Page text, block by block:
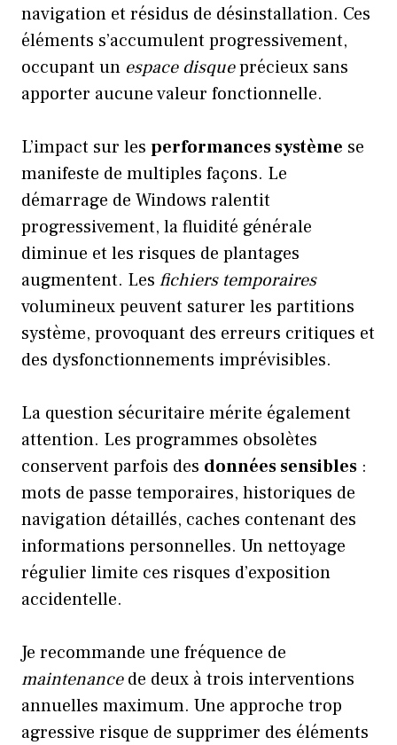
navigation et résidus de désinstallation. Ces
éléments s’accumulent progressivement,
occupant un espace disqueprécieux sans
apporter aucune valeur fonctionnelle.
L’impact sur les performances système se
manifeste de multiples façons. Le
démarrage de Windows ralentit
progressivement, la fluidité générale
diminue et les risques de plantages
augmentent. Les fichiers temporaires
volumineux peuvent saturer les partitions
système, provoquant des erreurs critiques et
des dysfonctionnements imprévisibles.
La question sécuritaire mérite également
attention. Les programmes obsolètes
conservent parfois des données sensibles :
mots de passe temporaires, historiques de
navigation détaillés, caches contenant des
informations personnelles. Un nettoyage
régulier limite ces risques d’exposition
accidentelle.
Je recommande une fréquence de
maintenancede deux à trois interventions
annuelles maximum. Une approche trop
agressive risque de supprimer des éléments